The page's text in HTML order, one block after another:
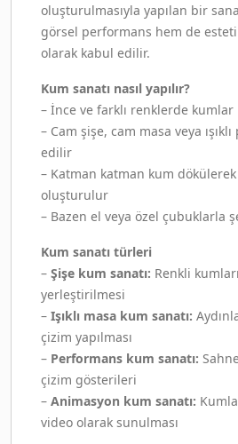
oluşturulmasıyla yapılan bir
görsel performans hem de
olarak kabul edilir.
Kum sanatı nasıl yapılır?
– İnce ve farklı renklerde kumlar
– Cam şişe, cam masa veya
edilir
– Katman katman kum
oluşturulur
– Bazen el veya özel çubuklarla
Kum sanatı türleri
– Şişe kum sanatı: Renkli
yerleştirilmesi
– Işıklı masa kum sanatı:
çizim yapılması
– Performans kum sanatı:
çizim gösterileri
– Animasyon kum sanatı:
video olarak sunulması